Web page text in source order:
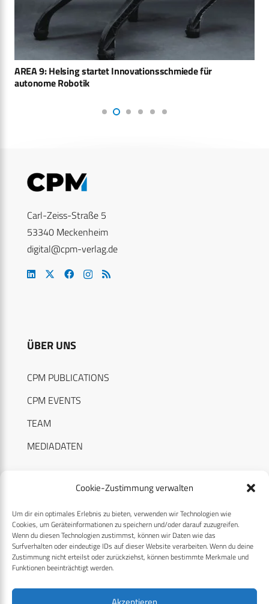
Cookie-Zustimmung verwalten
Um dir ein optimales Erlebnis zu bieten, verwenden wir Technologien wie
Cookies, um Geräteinformationen zu speichern und/oder darauf zuzugreifen.
Wenn du diesen Technologien zustimmst, können wir Daten wie das
Surfverhalten oder eindeutige IDs auf dieser Website verarbeiten. Wenn du deine
Zustimmung nicht erteilst oder zurückziehst, können bestimmte Merkmale und
Funktionen beeinträchtigt werden.
AREA 9: Helsing startet Innovationsschmiede für
autonome Robotik
Carl-Zeiss-Straße 5
53340 Meckenheim
digital@cpm-verlag.de
ÜBER UNS
CPM PUBLICATIONS
CPM EVENTS
TEAM
MEDIADATEN
RECHTLICHES
Datenschutzerklärung
Cookie-Richtlinie (EU)